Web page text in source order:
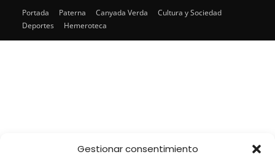
Gestionar consentimiento
Paterna.
Portada Paterna Canyada Verda
Cultura y Sociedad
Deportes
Hemeroteca